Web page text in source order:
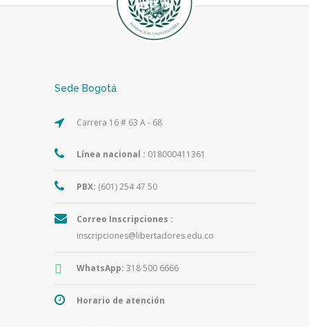
Sede Bogotá
Carrera 16 # 63 A - 68
Línea nacional : 018000411361
PBX: (601) 254 47 50
Correo Inscripciones :
inscripciones@libertadores.edu.co
WhatsApp: 318 500 6666
Horario de atención